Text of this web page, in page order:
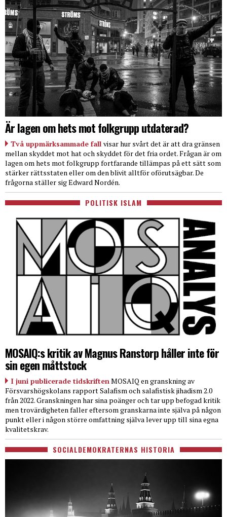
Är lagen om hets mot folkgrupp utdaterad?
Två uppmärksammade fall visar hur svårt det är att dra gränsen
mellan skyddet mot hat och skyddet för det fria ordet. Frågan är om
lagen om hets mot folkgrupp fortfarande tillämpas på ett sätt som
stärker rättsstaten eller om den blivit alltför oförutsägbar. De
frågorna ställer sig Edward Nordén.
POLITISK ISLAM
MOSAIQ:s kritik av Magnus Ranstorp håller inte för
sin egen måttstock
I juni publicerade tidskriftenMOSAIQ en granskning av
Försvarshögskolans rapport Salafism och salafistisk jihadism 2.0
från 2022. Granskningen har sina poänger och tar upp befogad kritik
men trovärdigheten faller eftersom granskarna inte själva på någon
punkt eller i någon större omfattning själva lever upp till sina egna
kvalitetskrav.
SOCIALDEMOKRATERNAS HISTORIA